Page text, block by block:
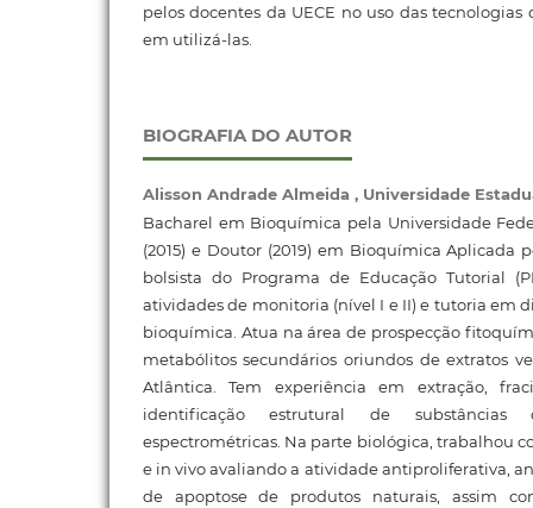
pelos docentes da UECE no uso das
em utilizá-las.
BIOGRAFIA DO AUTOR
Alisson Andrade Almeida , Universidade
Bacharel em Bioquímica pela Universidade
(2015) e Doutor (2019) em Bioquímica Aplicada
bolsista do Programa de Educação Tutorial
atividades de monitoria (nível I e II) e tutoria em
bioquímica. Atua na área de prospecção
metabólitos secundários oriundos de extratos
Atlântica. Tem experiência em extração,
identificação estrutural de substâncias
espectrométricas. Na parte biológica, trabalhou
e in vivo avaliando a atividade antiproliferativa,
de apoptose de produtos naturais, assim